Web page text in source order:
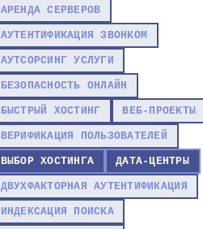
АРЕНДА СЕРВЕРОВ
АУТЕНТИФИКАЦИЯ ЗВОНКОМ
АУТСОРСИНГ УСЛУГИ
БЕЗОПАСНОСТЬ ОНЛАЙН
БЫСТРЫЙ ХОСТИНГ ВЕБ-ПРОЕКТЫ
ВЕРИФИКАЦИЯ ПОЛЬЗОВАТЕЛЕЙ
ВЫБОР ХОСТИНГА ДАТА-ЦЕНТРЫ
ДВУХФАКТОРНАЯ АУТЕНТИФИКАЦИЯ
ИНДЕКСАЦИЯ ПОИСКА